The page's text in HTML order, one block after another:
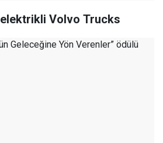
DFDS’e 100 adet elektrikli Volvo Trucks